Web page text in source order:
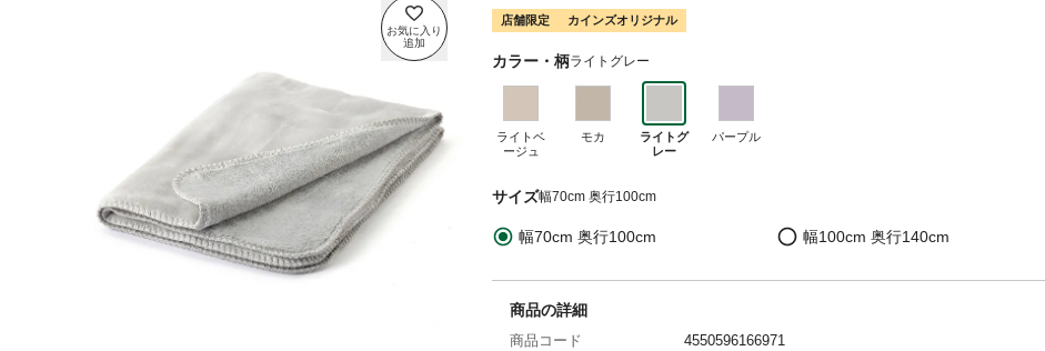
店舗限定 カインズオリジナル
カラー・柄ライトグレー
ライトベ
ージュ
モカ
ライトグ
レー
パープル
サイズ幅70cm 奥行100cm
幅70cm 奥行100cm 幅100cm 奥行140cm
商品の詳細
商品コード
4550596166971